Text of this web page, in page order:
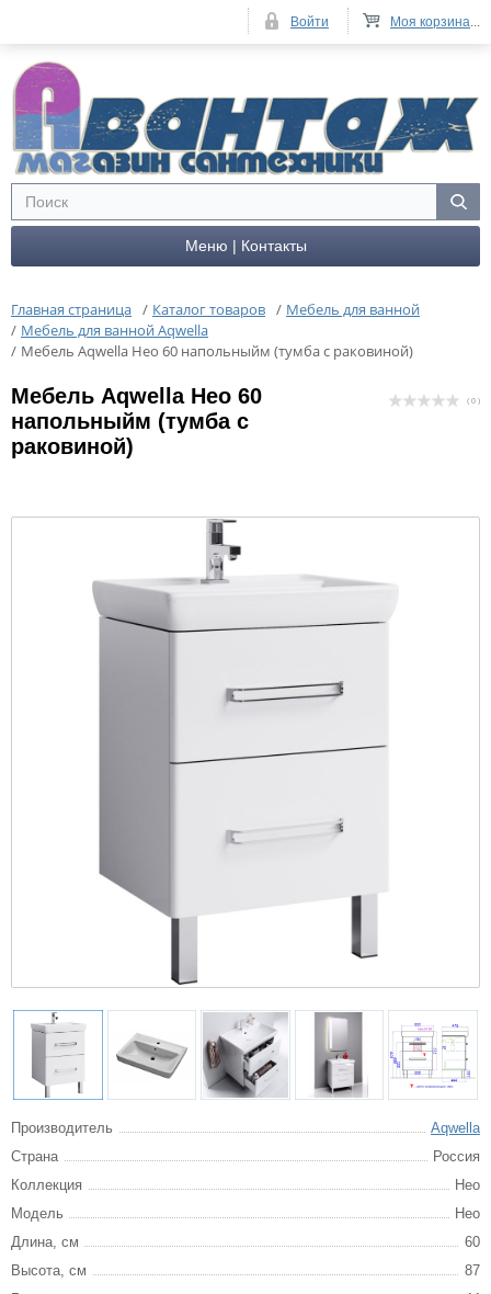
Меню | Контакты
Главная страница / Каталог товаров / Мебель для ванной
/ Мебель для ванной Aqwella
/ Мебель Aqwella Нео 60 напольныйм (тумба с раковиной)
Мебель Aqwella Нео 60
напольныйм (тумба с
раковиной)
( 0 )
Производитель
Aqwella
Страна
Россия
Коллекция
Нео
Модель
Нео
Длина, см
60
Высота, см
87
Моя корзина...
Войти